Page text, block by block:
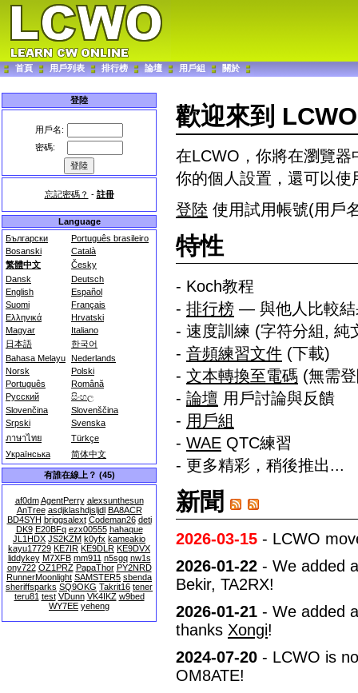
首頁 用戶列表 排行榜 論壇 用戶組 關於
登陸
用戶名:
密碼:
忘記密碼？ - 註冊
Language
Български
Português brasileiro
Bosanski
Català
繁體中文
Česky
Dansk
Deutsch
English
Español
Suomi
Français
Ελληνικά
Hrvatski
Magyar
Italiano
日本語
한국어
Bahasa Melayu Nederlands
Norsk
Polski
Português
Română
Русский
සිංහල
Slovenčina
Slovenščina
Srpski
Svenska
ภาษาไทย
Türkçe
Українська
简体中文
有誰在線上？ (45)
af0dm AgentPerry alexsunthesun
AnTree asdjklashdjsljdl BA8ACR
BD4SYH briggsalext Codeman26 deti
DK9 E20BFq ezx00555 hahaque
JL1HDX JS2KZM k0yfx kameakio
kayu17729 KE7IR KE9DLR KE9DVX
liddykey M7XFB mm911 n5sgq nw1s
ony722 OZ1PRZ PapaThor PY2NRD
RunnerMoonlight SAMSTER5 sbenda
sheriffsparks SQ9OKG Takrit16 tener
teru81 test VDunn VK4IKZ w9bed
WY7EE yeheng
歡迎來到
在LCWO，你將在瀏覽
你的個人設置，還可以
登陸 使用試用帳號(用戶
特性
- Koch教程
- 排行榜 — 與他人比較結
- 速度訓練 (字符分組, 純
- 音頻練習文件 (下載)
- 文本轉換至電碼 (無需
- 論壇 用戶討論與反饋
- 用戶組
- WAE QTC練習
- 更多精彩，稍後推出...
新聞
2026-03-15 - LCWO
2026-01-22 - We added
Bekir, TA2RX!
2026-01-21 - We added
thanks Xongi!
2024-07-20 - LCWO is
OM8ATE!